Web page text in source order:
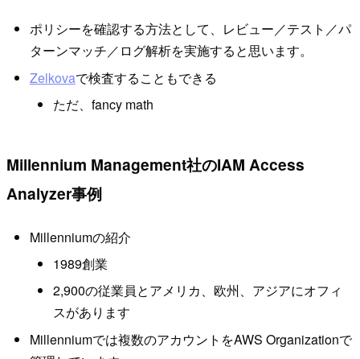
ポリシーを確認する方法として、レビュー／テスト／パ
ターンマッチ／ログ解析を実施すると思います。
Zelkovaで検査することもできる
ただ、fancy math
Millennium Management社のIAM Access
Analyzer事例
Millenniumの紹介
1989創業
2,900の従業員とアメリカ、欧州、アジアにオフィ
スがあります
Millenniumでは複数のアカウントをAWS Organizationで